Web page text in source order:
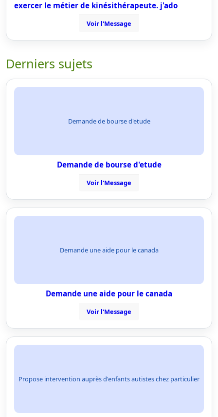
exercer le métier de kinésithérapeute. j'ado
Voir l'Message
Derniers sujets
Demande de bourse d'etude
Demande de bourse d'etude
Voir l'Message
Demande une aide pour le canada
Demande une aide pour le canada
Voir l'Message
Propose intervention auprès d'enfants autistes chez particulier